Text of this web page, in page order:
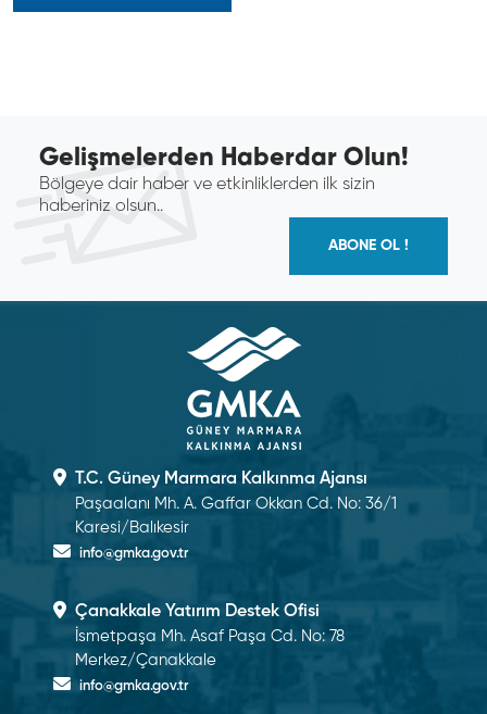
Gelişmelerden Haberdar Olun!
Bölgeye dair haber ve etkinliklerden ilk sizin
haberiniz olsun..
ABONE OL !
T.C. Güney Marmara Kalkınma Ajansı
Paşaalanı Mh. A. Gaffar Okkan Cd. No: 36/1
Karesi/Balıkesir
info@gmka.gov.tr
Çanakkale Yatırım Destek Ofisi
İsmetpaşa Mh. Asaf Paşa Cd. No: 78
Merkez/Çanakkale
info@gmka.gov.tr